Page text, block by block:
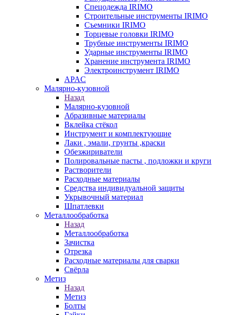
Спецодежда IRIMO
Строительные инструменты IRIMO
Съемники IRIMO
Торцевые головки IRIMO
Трубные инструменты IRIMO
Ударные инструменты IRIMO
Хранение инструмента IRIMO
Электроинструмент IRIMO
APAC
Малярно-кузовной
Назад
Малярно-кузовной
Абразивные материалы
Вклейка стёкол
Инструмент и комплектующие
Лаки , эмали, грунты ,краски
Обезжириватели
Полировальные пасты , подложки и круги
Растворители
Расходные материалы
Средства индивидуальной защиты
Укрывочный материал
Шпатлевки
Металлообработка
Назад
Металлообработка
Зачистка
Отрезка
Расходные материалы для сварки
Свёрла
Метиз
Назад
Метиз
Болты